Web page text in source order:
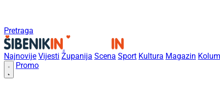
Pretraga
Najnovije Vijesti Županija Scena Sport Kultura Magazin
Promo